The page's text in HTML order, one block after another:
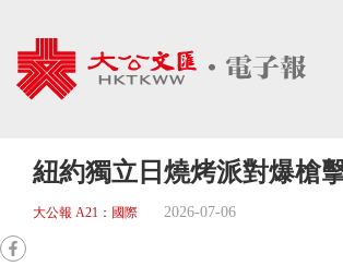
紐約獨立日燒烤派對爆槍
大公報 A21：國際 2026-07-06